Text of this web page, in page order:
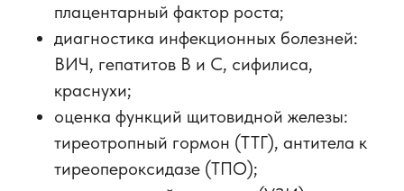
плацентарный фактор роста;
диагностика инфекционных болезней:
ВИЧ, гепатитов B и C, сифилиса,
краснухи;
оценка функций щитовидной железы:
тиреотропный гормон (ТТГ), антитела к
тиреопероксидазе (ТПО);